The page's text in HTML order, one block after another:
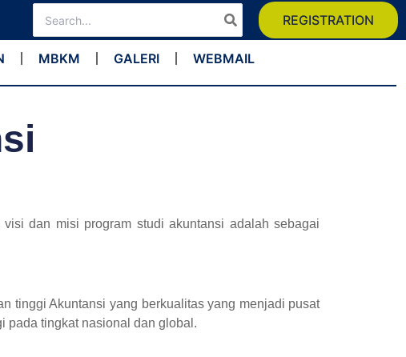
for:
REGISTRATION
MBKM GALERI WEBMAIL
dan misi program studi akuntansi adalah sebagai
tinggi Akuntansi yang berkualitas yang menjadi pusat
pada tingkat nasional dan global.